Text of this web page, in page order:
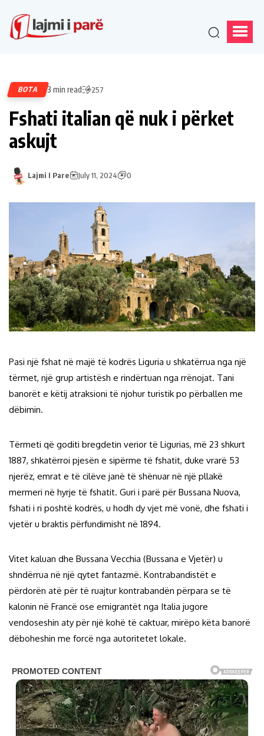
BOTA 3 min read 257
Fshati italian që nuk i përket
askujt
Lajmi I Pare July 11, 2024 0
Pasi një fshat në majë të kodrës Liguria u shkatërrua nga një
tërmet, një grup artistësh e rindërtuan nga rrënojat. Tani
banorët e këtij atraksioni të njohur turistik po përballen me
dëbimin.
Tërmeti që goditi bregdetin verior të Ligurias, më 23 shkurt
1887, shkatërroi pjesën e sipërme të fshatit, duke vrarë 53
njerëz, emrat e të cilëve janë të shënuar në një pllakë
mermeri në hyrje të fshatit. Guri i parë për Bussana Nuova,
fshati i ri poshtë kodrës, u hodh dy vjet më vonë, dhe fshati i
vjetër u braktis përfundimisht në 1894.
Vitet kaluan dhe Bussana Vecchia (Bussana e Vjetër) u
shndërrua në një qytet fantazmë. Kontrabandistët e
përdorën atë për të ruajtur kontrabandën përpara se të
kalonin në Francë ose emigrantët nga Italia jugore
vendoseshin aty për një kohë të caktuar, mirëpo këta banorë
dëboheshin me forcë nga autoritetet lokale.